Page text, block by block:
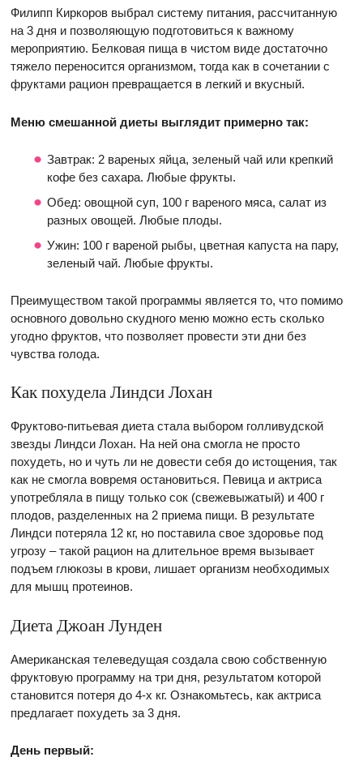
Филипп Киркоров выбрал систему питания, рассчитанную
на 3 дня и позволяющую подготовиться к важному
мероприятию. Белковая пища в чистом виде достаточно
тяжело переносится организмом, тогда как в сочетании с
фруктами рацион превращается в легкий и вкусный.
Меню смешанной диеты выглядит примерно так:
Завтрак: 2 вареных яйца, зеленый чай или крепкий
кофе без сахара. Любые фрукты.
Обед: овощной суп, 100 г вареного мяса, салат из
разных овощей. Любые плоды.
Ужин: 100 г вареной рыбы, цветная капуста на пару,
зеленый чай. Любые фрукты.
Преимуществом такой программы является то, что помимо
основного довольно скудного меню можно есть сколько
угодно фруктов, что позволяет провести эти дни без
чувства голода.
Как похудела Линдси Лохан
Фруктово-питьевая диета стала выбором голливудской
звезды Линдси Лохан. На ней она смогла не просто
похудеть, но и чуть ли не довести себя до истощения, так
как не смогла вовремя остановиться. Певица и актриса
употребляла в пищу только сок (свежевыжатый) и 400 г
плодов, разделенных на 2 приема пищи. В результате
Линдси потеряла 12 кг, но поставила свое здоровье под
угрозу – такой рацион на длительное время вызывает
подъем глюкозы в крови, лишает организм необходимых
для мышц протеинов.
Диета Джоан Лунден
Американская телеведущая создала свою собственную
фруктовую программу на три дня, результатом которой
становится потеря до 4-х кг. Ознакомьтесь, как актриса
предлагает похудеть за 3 дня.
День первый: